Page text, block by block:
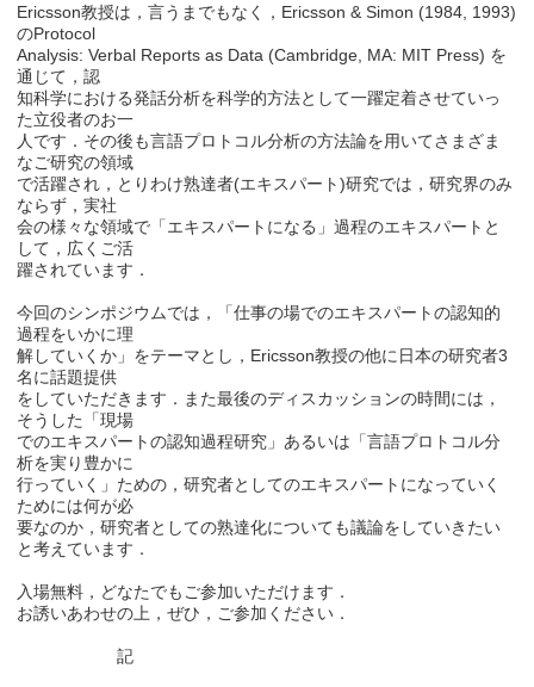
Ericsson教授は，言うまでもなく，Ericsson & Simon (1984, 1993)
のProtocol
Analysis: Verbal Reports as Data (Cambridge, MA: MIT Press) を
通じて，認
知科学における発話分析を科学的方法として一躍定着させていっ
た立役者のお一
人です．その後も言語プロトコル分析の方法論を用いてさまざま
なご研究の領域
で活躍され，とりわけ熟達者(エキスパート)研究では，研究界のみ
ならず，実社
会の様々な領域で「エキスパートになる」過程のエキスパートと
して，広くご活
躍されています．
今回のシンポジウムでは，「仕事の場でのエキスパートの認知的
過程をいかに理
解していくか」をテーマとし，Ericsson教授の他に日本の研究者3
名に話題提供
をしていただきます．また最後のディスカッションの時間には，
そうした「現場
でのエキスパートの認知過程研究」あるいは「言語プロトコル分
析を実り豊かに
行っていく」ための，研究者としてのエキスパートになっていく
ためには何が必
要なのか，研究者としての熟達化についても議論をしていきたい
と考えています．
入場無料，どなたでもご参加いただけます．
お誘いあわせの上，ぜひ，ご参加ください．
記